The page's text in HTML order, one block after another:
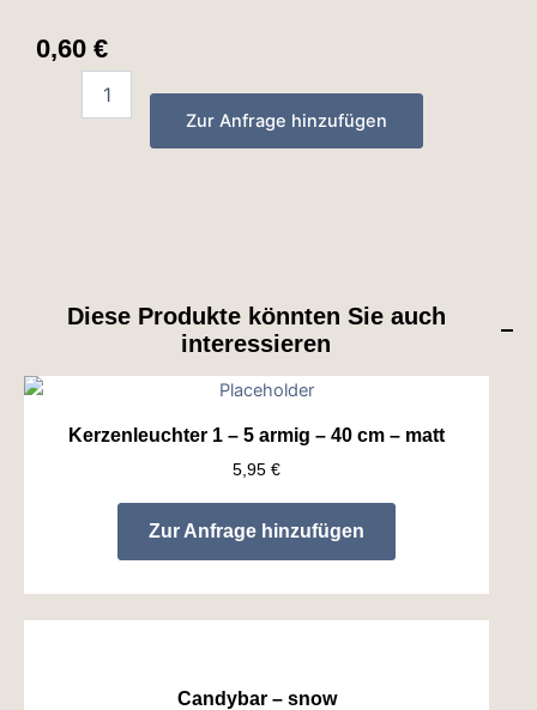
0,60 €
Zur Anfrage hinzufügen
Diese Produkte könnten Sie auch
interessieren
Kerzenleuchter 1 – 5 armig – 40 cm – matt
5,95 €
Zur Anfrage hinzufügen
Candybar – snow